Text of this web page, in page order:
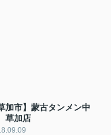
加市】蒙古タンメン中
加店